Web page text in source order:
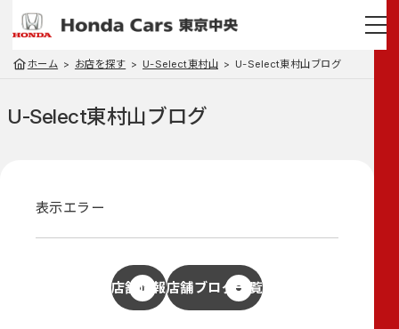
ホーム お店を探す U-Select東村山 U-Select東村山ブログ
U-Select東村山ブログ
表示エラー
店舗情報店舗ブログ一覧